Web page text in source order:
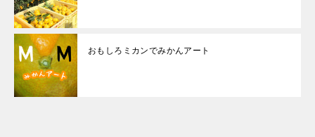
おもしろミカンでみかんアート